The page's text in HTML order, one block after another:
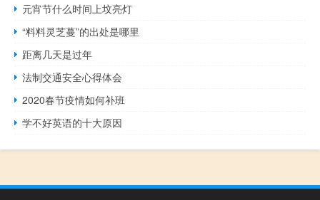
元宵节什么时间上坟亮灯
“料料灵芝蔓”的出处是哪里
距离几天是过年
法制交通安全心得体会
2020春节疫情如何补班
学不好英语的十大原因